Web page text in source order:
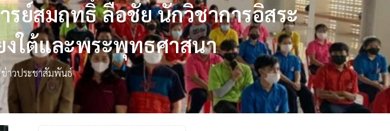
รย์สมฤทธิ์ ลือชัย นักวิชาการอิสระ
งใต้และพระพุทธศาสนา
ข่าวประชาสัมพันธ์